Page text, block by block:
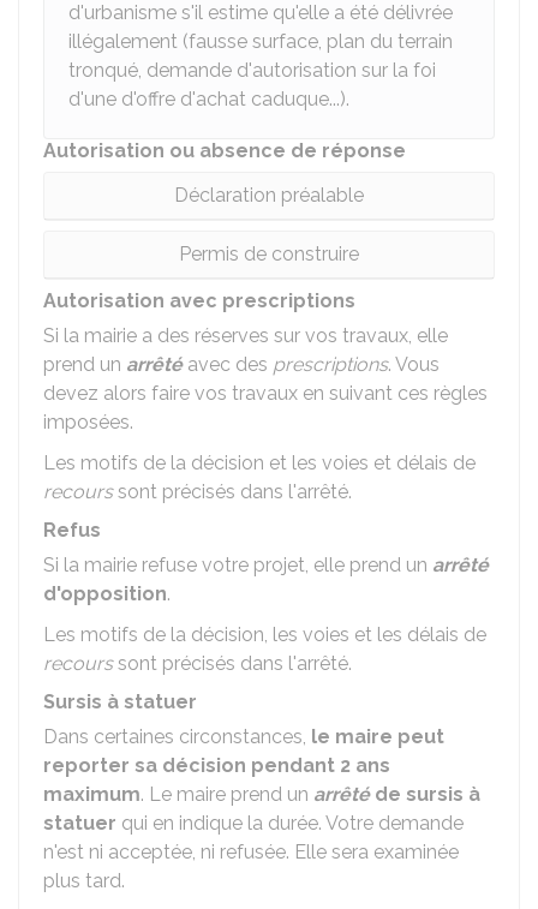
d'urbanisme s'il estime qu'elle a été délivrée
illégalement (fausse surface, plan du terrain
tronqué, demande d'autorisation sur la foi
d'une d'offre d'achat caduque...).
Autorisation ou absence de réponse
Déclaration préalable
Permis de construire
Autorisation avec prescriptions
Si la mairie a des réserves sur vos travaux, elle
prend un arrêtéavec des prescriptions. Vous
devez alors faire vos travaux en suivant ces règles
imposées.
Les motifs de la décision et les voies et délais de
recourssont précisés dans l'arrêté.
Refus
Si la mairie refuse votre projet, elle prend un arrêté
d'opposition.
Les motifs de la décision, les voies et les délais de
recourssont précisés dans l'arrêté.
Sursis à statuer
Dans certaines circonstances, le maire peut
reporter sa décision pendant 2 ans
maximum. Le maire prend un arrêtéde sursis à
statuer qui en indique la durée. Votre demande
n'est ni acceptée, ni refusée. Elle sera examinée
plus tard.